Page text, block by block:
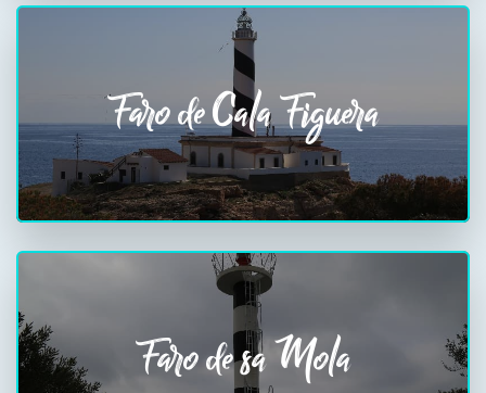
Faro de Cala Figuera
Faro de sa Mola